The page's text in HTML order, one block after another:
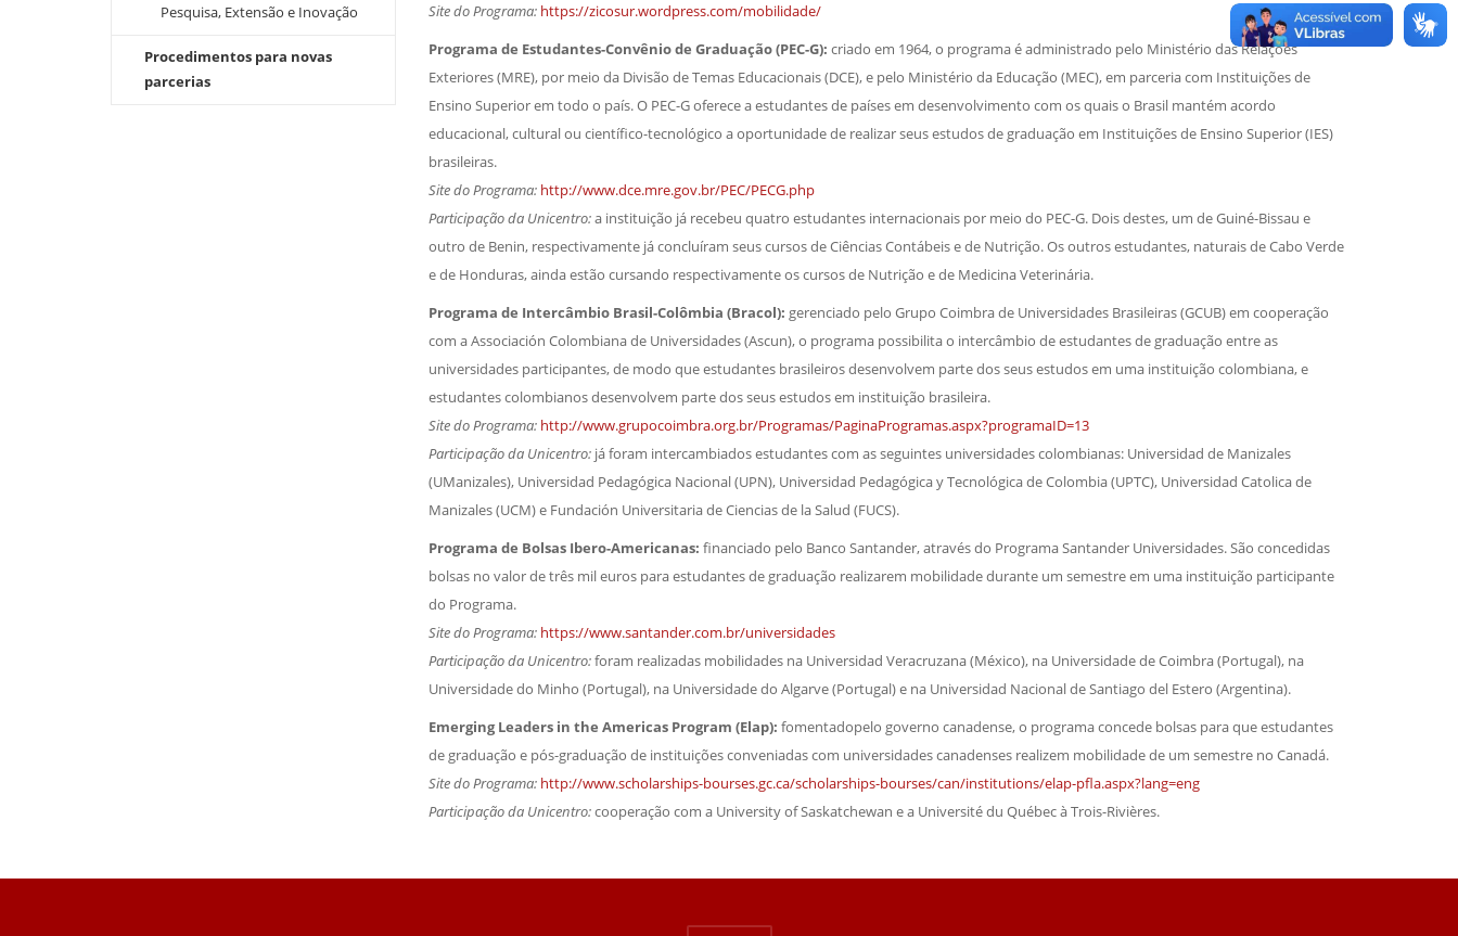
Site do Programa: https://zicosur.wordpress.com/mobilidade/
Programa de Estudantes-Convênio de Graduação (PEC-G): criado em 1964, o programa é administrado pelo Ministério das Relações
Exteriores (MRE), por meio da Divisão de Temas Educacionais (DCE), e pelo Ministério da Educação (MEC), em parceria com Instituições de
Ensino Superior em todo o país. O PEC-G oferece a estudantes de países em desenvolvimento com os quais o Brasil mantém acordo
educacional, cultural ou científico-tecnológico a oportunidade de realizar seus estudos de graduação em Instituições de Ensino Superior (IES)
brasileiras.
Site do Programa: http://www.dce.mre.gov.br/PEC/PECG.php
Participação da Unicentro:a instituição já recebeu quatro estudantes internacionais por meio do PEC-G. Dois destes, um de Guiné-Bissau e
outro de Benin, respectivamente já concluíram seus cursos de Ciências Contábeis e de Nutrição. Os outros estudantes, naturais de Cabo Verde
e de Honduras, ainda estão cursando respectivamente os cursos de Nutrição e de Medicina Veterinária.
Programa de Intercâmbio Brasil-Colômbia (Bracol): gerenciado pelo Grupo Coimbra de Universidades Brasileiras (GCUB) em cooperação
com a Associación Colombiana de Universidades (Ascun), o programa possibilita o intercâmbio de estudantes de graduação entre as
universidades participantes, de modo que estudantes brasileiros desenvolvem parte dos seus estudos em uma instituição colombiana, e
estudantes colombianos desenvolvem parte dos seus estudos em instituição brasileira.
Site do Programa: http://www.grupocoimbra.org.br/Programas/PaginaProgramas.aspx?programaID=13
Participação da Unicentro:já foram intercambiados estudantes com as seguintes universidades colombianas: Universidad de Manizales
(UManizales), Universidad Pedagógica Nacional (UPN), Universidad Pedagógica y Tecnológica de Colombia (UPTC), Universidad Catolica de
Manizales (UCM) e Fundación Universitaria de Ciencias de la Salud (FUCS).
Programa de Bolsas Ibero-Americanas: financiado pelo Banco Santander, através do Programa Santander Universidades. São concedidas
bolsas no valor de três mil euros para estudantes de graduação realizarem mobilidade durante um semestre em uma instituição participante
do Programa.
Site do Programa: https://www.santander.com.br/universidades
Participação da Unicentro:foram realizadas mobilidades na Universidad Veracruzana (México), na Universidade de Coimbra (Portugal), na
Universidade do Minho (Portugal), na Universidade do Algarve (Portugal) e na Universidad Nacional de Santiago del Estero (Argentina).
Emerging Leaders in the Americas Program (Elap): fomentadopelo governo canadense, o programa concede bolsas para que estudantes
de graduação e pós-graduação de instituições conveniadas com universidades canadenses realizem mobilidade de um semestre no Canadá.
Site do Programa: http://www.scholarships-bourses.gc.ca/scholarships-bourses/can/institutions/elap-pfla.aspx?lang=eng
Participação da Unicentro:cooperação com a University of Saskatchewan e a Université du Québec à Trois-Rivières.
Pesquisa, Extensão e Inovação
Procedimentos para novas
parcerias